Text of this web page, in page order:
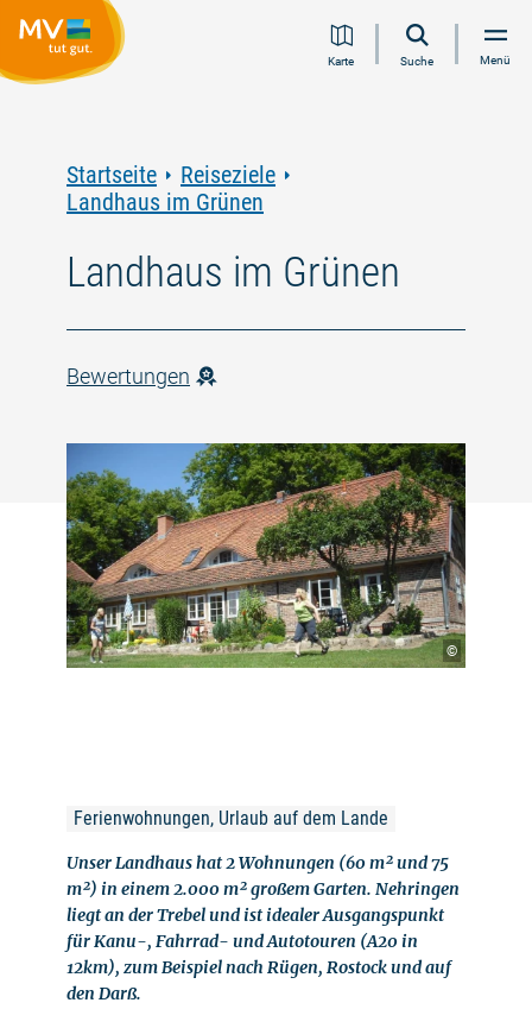
Inhalt
Navigation
Volltextsuche
FooterKarte Suche Menü
Startseite
Reiseziele
Landhaus im Grünen
Landhaus im Grünen
Bewertungen
©
Ferienwohnungen, Urlaub auf dem Lande
Unser Landhaus hat 2 Wohnungen (60 m² und 75
m²) in einem 2.000 m² großem Garten. Nehringen
liegt an der Trebel und ist idealer Ausgangspunkt
für Kanu-, Fahrrad- und Autotouren (A20 in
12km), zum Beispiel nach Rügen, Rostock und auf
den Darß.